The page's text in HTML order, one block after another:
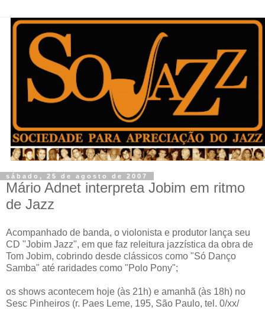
sábado, 25 de agosto de 2007
Mário Adnet interpreta Jobim em ritmo
de Jazz
Acompanhado de banda, o violonista e produtor lança seu
CD "Jobim Jazz", em que faz releitura jazzística da obra de
Tom Jobim, cobrindo desde clássicos como "Só Danço
Samba" até raridades como "Polo Pony";
os shows acontecem hoje (às 21h) e amanhã (às 18h) no
Sesc Pinheiros (r. Paes Leme, 195, São Paulo, tel. 0/xx/